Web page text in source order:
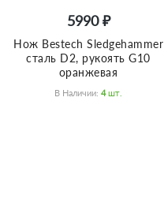
5990 ₽
Нож Bestech Sledgehammer
сталь D2, рукоять G10
оранжевая
В Наличии: 4 Шт.